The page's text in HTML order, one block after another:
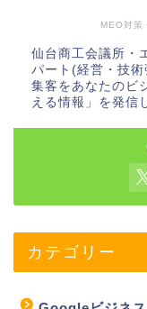
MEO対策
仙台商工会議所・
パート(経営・技
集客をあなたのビ
える情報」を発信
カテゴリー